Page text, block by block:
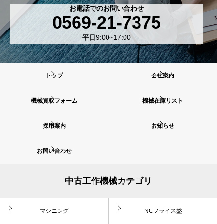
お電話でのお問い合わせ
0569-21-7375
平日9:00~17:00
トップ 会社案内
機械買取フォーム 機械在庫リスト
採用案内 お知らせ
お問い合わせ
中古工作機械カテゴリ
マシニング NCフライス盤